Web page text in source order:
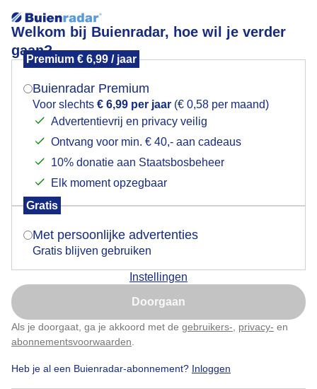
Welkom bij Buienradar, hoe wil je verder
gaan?
Premium € 6,99 / jaar
Buienradar Premium
Voor slechts € 6,99 per jaar (€ 0,58 per maand)
Advertentievrij en privacy veilig
Ontvang voor min. € 40,- aan cadeaus
10% donatie aan Staatsbosbeheer
Elk moment opzegbaar
Gratis
Met persoonlijke advertenties
Gratis blijven gebruiken
Instellingen
Doorgaan
Als je doorgaat, ga je akkoord met de gebruikers- privacy- en
abonnementsvoorwaarden
Heb je al een Buienradar-abonnement? Inloggen
ZON
Door: Nellie Bartels Gemaakt: 16-06-2026, 24x bekeken
Zon Zomer Wolken
Mogen we je locatie gebruiken voor het
Indien je hier nog geen akkoord op hebt gegeven,
verschijnt er zo een pop-up uit je browser waarin
Is goed, toon de popup
Nu niet, misschien later
Klik hierom dit aan te passen